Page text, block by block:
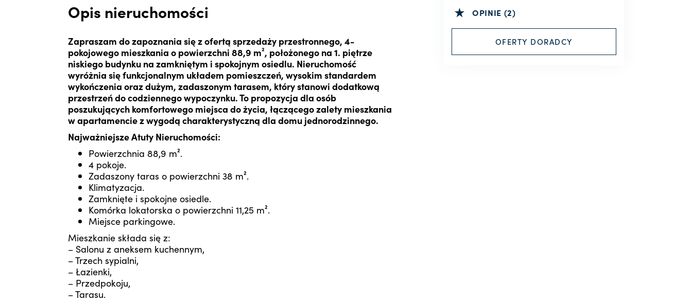
Opis nieruchomości
Zapraszam do zapoznania się z ofertą sprzedaży przestronnego, 4-
pokojowego mieszkania o powierzchni 88,9 m², położonego na 1. piętrze
niskiego budynku na zamkniętym i spokojnym osiedlu. Nieruchomość
wyróżnia się funkcjonalnym układem pomieszczeń, wysokim standardem
wykończenia oraz dużym, zadaszonym tarasem, który stanowi dodatkową
przestrzeń do codziennego wypoczynku. To propozycja dla osób
poszukujących komfortowego miejsca do życia, łączącego zalety mieszkania
w apartamencie z wygodą charakterystyczną dla domu jednorodzinnego.
Najważniejsze Atuty Nieruchomości:
Powierzchnia 88,9 m².
4 pokoje.
Zadaszony taras o powierzchni 38 m².
Klimatyzacja.
Zamknięte i spokojne osiedle.
Komórka lokatorska o powierzchni 11,25 m².
Miejsce parkingowe.
Mieszkanie składa się z:
– Salonu z aneksem kuchennym,
– Trzech sypialni,
– Łazienki,
– Przedpokoju,
– Tarasu.
OPINIE (2)
OFERTY DORADCY